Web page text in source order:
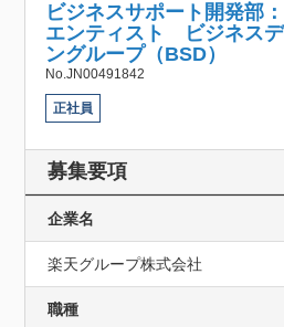
ビジネスサポート開発部
エンティスト ビジネスデ
ングループ（BSD）
No.JN00491842
正社員
募集要項
企業名
楽天グループ株式会社
職種